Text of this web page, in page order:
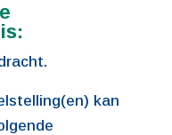
kan